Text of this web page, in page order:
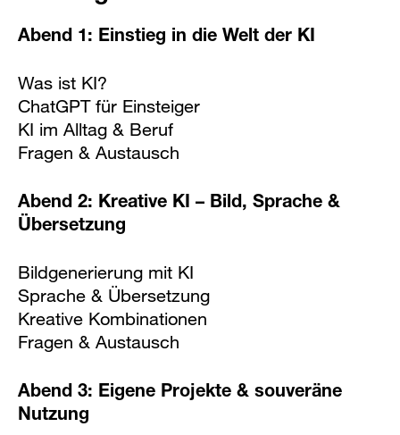
Abend 1: Einstieg in die Welt der KI
Was ist KI?
ChatGPT für Einsteiger
KI im Alltag & Beruf
Fragen & Austausch
Abend 2: Kreative KI – Bild, Sprache &
Übersetzung
Bildgenerierung mit KI
Sprache & Übersetzung
Kreative Kombinationen
Fragen & Austausch
Abend 3: Eigene Projekte & souveräne
Nutzung